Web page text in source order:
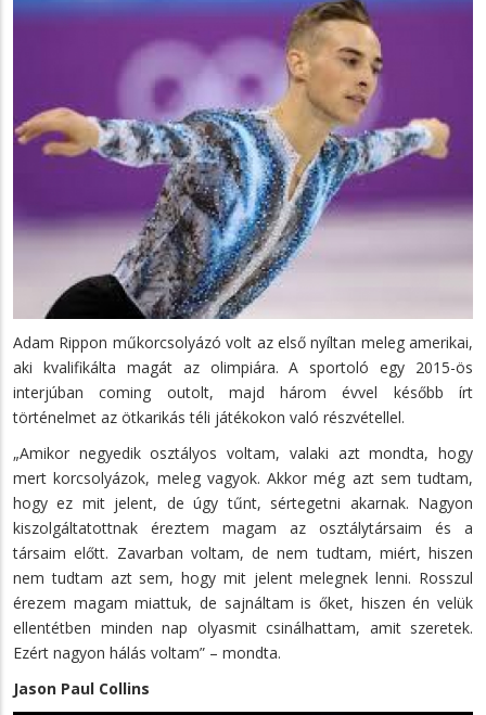
Adam Rippon műkorcsolyázó volt az első nyíltan meleg amerikai,
aki kvalifikálta magát az olimpiára. A sportoló egy 2015-ös
interjúban coming outolt, majd három évvel később írt
történelmet az ötkarikás téli játékokon való részvétellel.
„Amikor negyedik osztályos voltam, valaki azt mondta, hogy
mert korcsolyázok, meleg vagyok. Akkor még azt sem tudtam,
hogy ez mit jelent, de úgy tűnt, sértegetni akarnak. Nagyon
kiszolgáltatottnak éreztem magam az osztálytársaim és a
társaim előtt. Zavarban voltam, de nem tudtam, miért, hiszen
nem tudtam azt sem, hogy mit jelent melegnek lenni. Rosszul
érezem magam miattuk, de sajnáltam is őket, hiszen én velük
ellentétben minden nap olyasmit csinálhattam, amit szeretek.
Ezért nagyon hálás voltam” – mondta.
Jason Paul Collins